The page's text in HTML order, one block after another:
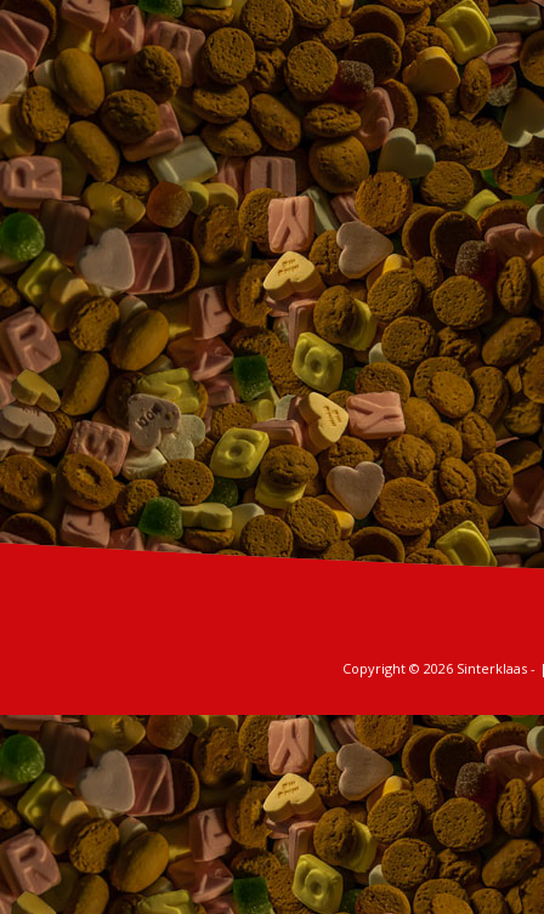
Copyright © 2026 Sinterklaas -